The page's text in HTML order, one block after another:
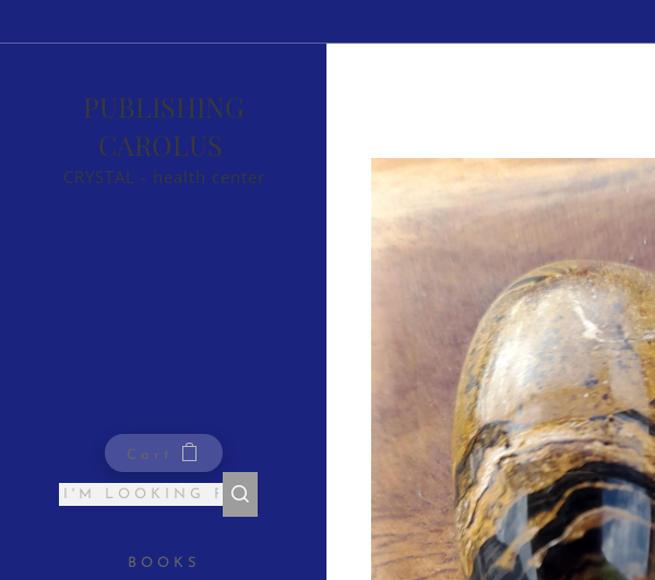
PUBLISHING
CAROLUS
CRYSTAL - health center
Cart
BOOKS